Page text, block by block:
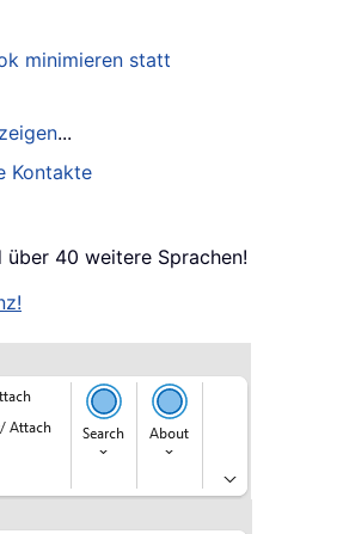
minimieren statt
...
Kontakte
40 weitere Sprachen!